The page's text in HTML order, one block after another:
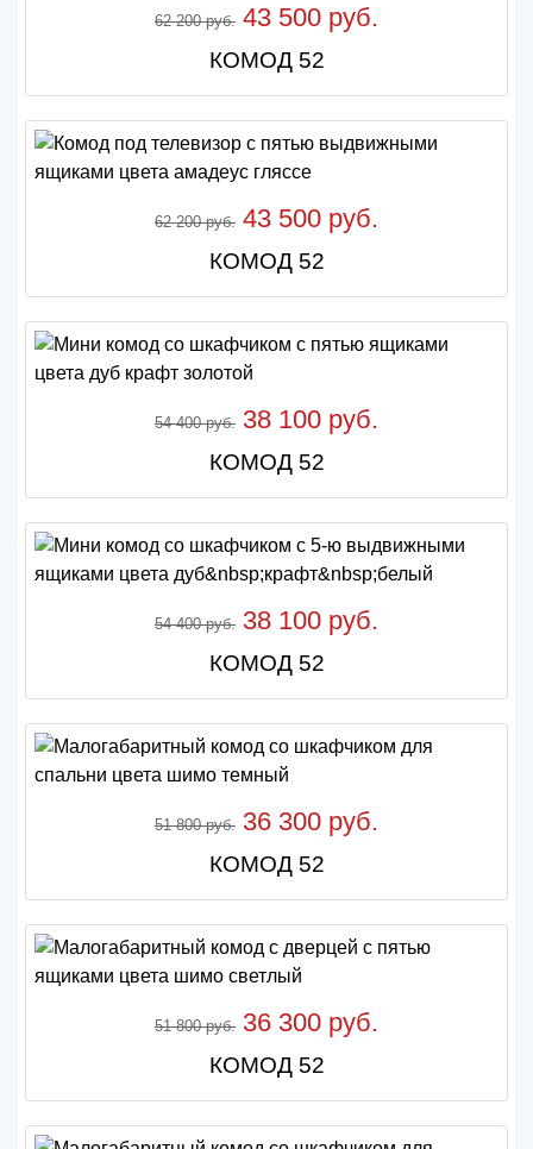
62 200 руб. 43 500 руб.
КОМОД 52
62 200 руб. 43 500 руб.
КОМОД 52
54 400 руб. 38 100 руб.
КОМОД 52
54 400 руб. 38 100 руб.
КОМОД 52
51 800 руб. 36 300 руб.
КОМОД 52
51 800 руб. 36 300 руб.
КОМОД 52